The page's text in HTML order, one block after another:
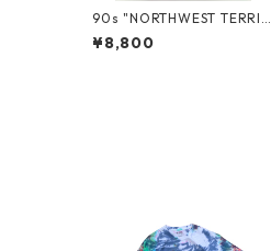
90s "NORTHWEST TERRIT
ORY" ZIP-UP SWEAT HOO
DIE
¥8,800